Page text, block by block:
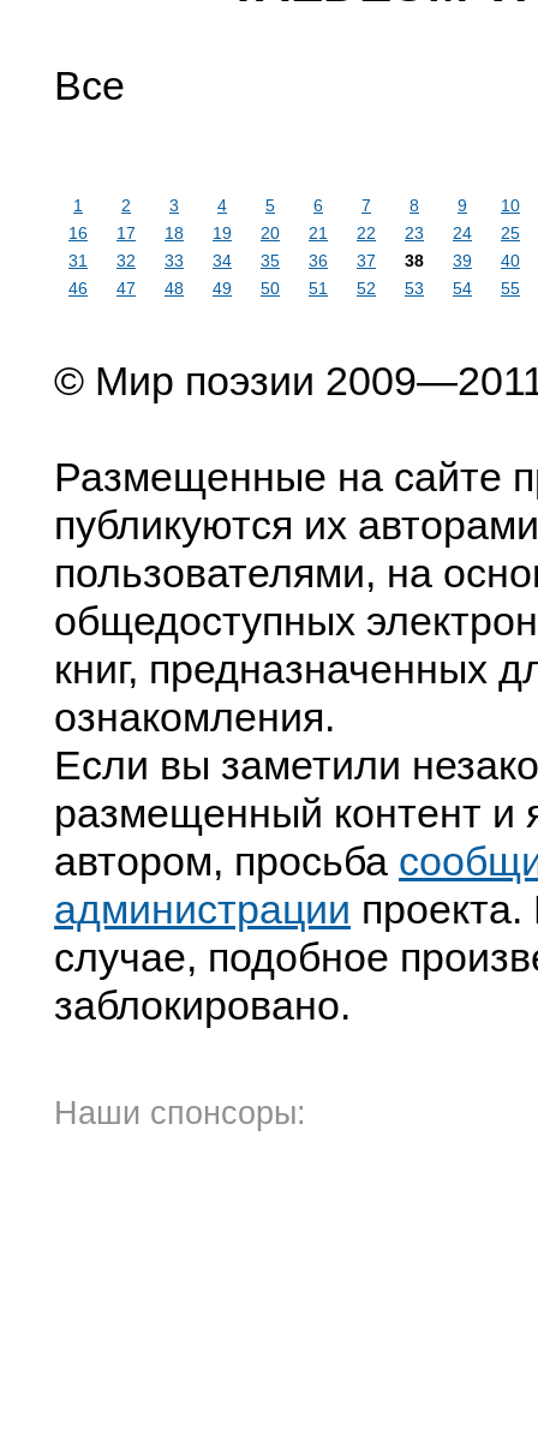
Все
1 2 3 4 5 6 7 8 9
10
16
17 18 19 20 21 22 23 24
25
31
32 33 34 35 36 37 38 39
40
46
47 48 49 50 51 52 53 54 55
© Мир поэзии
Размещенные на сайте
публикуются их
пользователями, на
общедоступных
книг, предназначенных
ознакомления.
Если вы заметили
размещенный контент и
автором, просьба
администрации
случае, подобное
заблокировано.
Наши спонсоры: